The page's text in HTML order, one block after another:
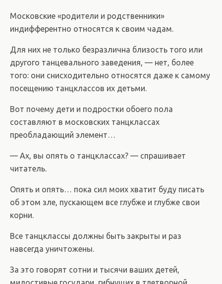
Московские «родители и родственники»
индифферентно относятся к своим чадам.
Для них не только безразлична близость того или
другого танцевального заведения, — нет, более
того: они снисходительно относятся даже к самому
посещению танцклассов их детьми.
Вот почему дети и подростки обоего пола
составляют в московских танцклассах
преобладающий элемент…
— Ах, вы опять о танцклассах? — спрашивает
читатель.
Опять и опять… пока сил моих хватит буду писать
об этом зле, пускающем все глубже и глубже свои
корни.
Все танцклассы должны быть закрыты и раз
навсегда уничтожены.
За это говорят сотни и тысячи ваших детей,